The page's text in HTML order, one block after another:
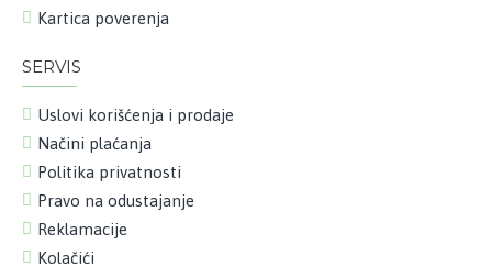
Kartica poverenja
SERVIS
Uslovi korišćenja i prodaje
Načini plaćanja
Politika privatnosti
Pravo na odustajanje
Reklamacije
Kolačići